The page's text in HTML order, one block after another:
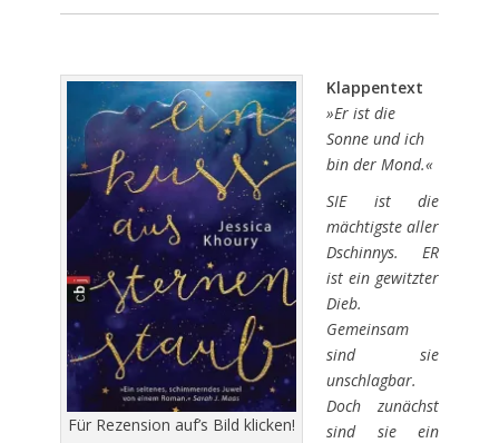
Für Rezension auf’s Bild klicken!
Klappentext
»Er ist die
Sonne und ich
bin der Mond.«
SIE ist die
mächtigste aller
Dschinnys. ER
ist ein gewitzter
Dieb.
Gemeinsam
sind sie
unschlagbar.
Doch zunächst
sind sie ein